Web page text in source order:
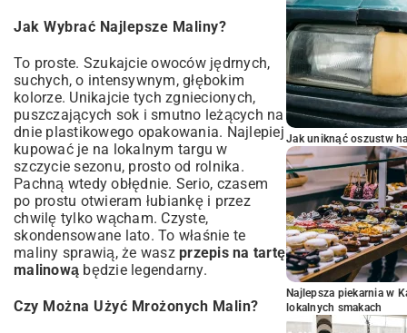
Jak Wybrać Najlepsze Maliny?
To proste. Szukajcie owoców jędrnych,
suchych, o intensywnym, głębokim
kolorze. Unikajcie tych zgniecionych,
puszczających sok i smutno leżących na
dnie plastikowego opakowania. Najlepiej
kupować je na lokalnym targu w
szczycie sezonu, prosto od rolnika.
Pachną wtedy obłędnie. Serio, czasem
po prostu otwieram łubiankę i przez
chwilę tylko wącham. Czyste,
skondensowane lato. To właśnie te
maliny sprawią, że wasz przepis na tartę
malinową będzie legendarny.
Czy Można Użyć Mrożonych Malin?
Jak uniknąć oszustw
Najlepsza piekarnia w
lokalnych smakach